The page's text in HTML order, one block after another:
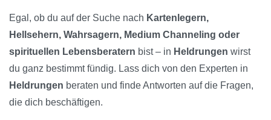
Egal, ob du auf der Suche nach Kartenlegern,
Hellsehern, Wahrsagern, Medium Channeling oder
spirituellen Lebensberatern bist – in Heldrungen wirst
du ganz bestimmt fündig. Lass dich von den Experten in
Heldrungen beraten und finde Antworten auf die Fragen,
die dich beschäftigen.